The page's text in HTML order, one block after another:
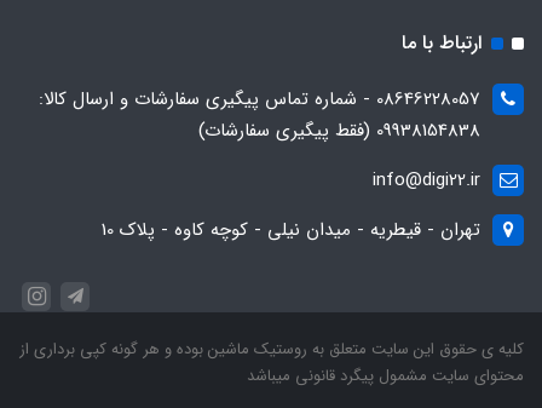
ارتباط با ما
08646228057 - شماره تماس پیگیری سفارشات و ارسال کالا:
09938154838 (فقط پیگیری سفارشات)
info@digi22.ir
تهران - قیطریه - میدان نیلی - کوچه کاوه - پلاک 10
کلیه ی حقوق این سایت متعلق به روستیک ماشین بوده و هر گونه کپی برداری از
محتوای سایت مشمول پیگرد قانونی میباشد